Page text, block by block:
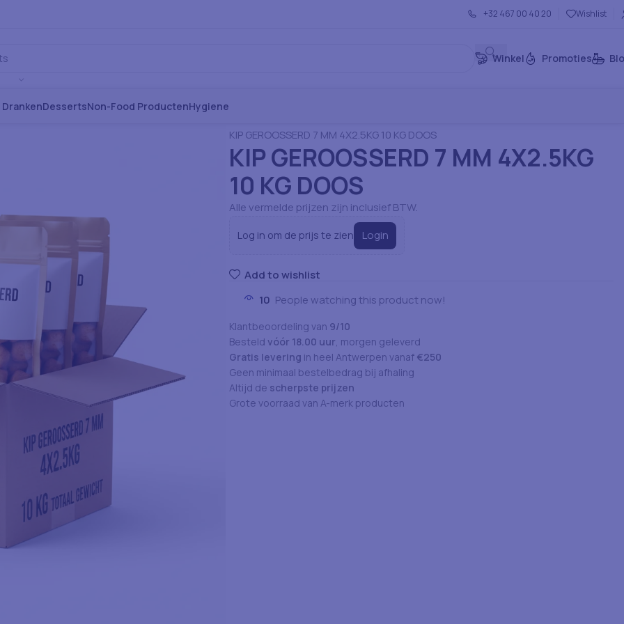
+32 467 00 40 20 Wishlist
Winkel Promoties
DessertsNon-Food ProductenHygiene
KIP GEROOSSERD 7 MM 4X2.5KG 10 KG DOOS
KIP GEROOSSERD 7 MM 4X2.5KG
10 KG DOOS
Alle vermelde prijzen zijn inclusief BTW.
Log in om de prijs te zien Login
Add to wishlist
10 People watching this product now!
Klantbeoordeling van 9/10
Besteld vóór 18.00 uur, morgen geleverd
Gratis levering in heel Antwerpen vanaf €250
Geen minimaal bestelbedrag bij afhaling
Altijd de scherpste prijzen
Grote voorraad van A-merk producten